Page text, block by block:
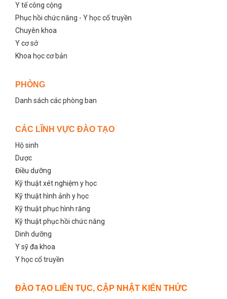
Y tế công cộng
Phục hồi chức năng - Y học cổ truyền
Chuyên khoa
Y cơ sở
Khoa học cơ bản
PHÒNG
Danh sách các phòng ban
CÁC LĨNH VỰC ĐÀO TẠO
Hộ sinh
Dược
Điều dưỡng
Kỹ thuật xét nghiệm y học
Kỹ thuật hình ảnh y học
Kỹ thuật phục hình răng
Kỹ thuật phục hồi chức năng
Dinh dưỡng
Y sỹ đa khoa
Y học cổ truyền
ĐÀO TẠO LIÊN TỤC, CẬP NHẬT KIẾN THỨC